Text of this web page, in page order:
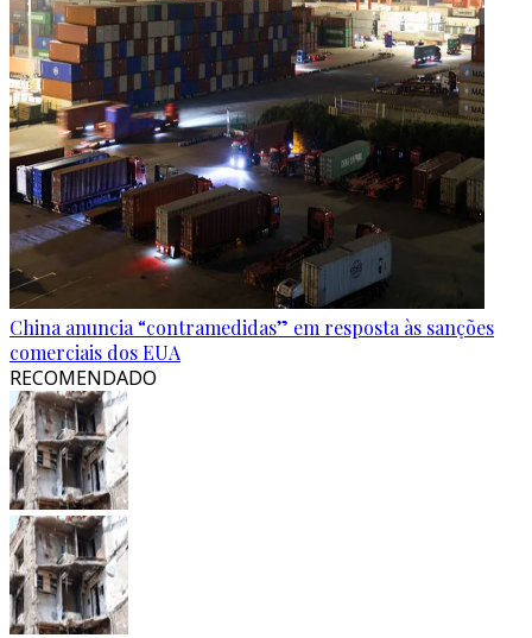
China anuncia “contramedidas” em resposta às sanções
comerciais dos EUA
RECOMENDADO